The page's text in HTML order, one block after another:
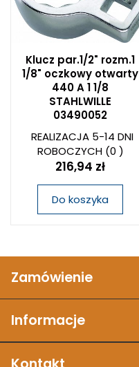
Klucz par.1/2" rozm.1
1/8" oczkowy otwarty
440 A 1 1/8
STAHLWILLE
03490052
REALIZACJA 5-14 DNI
ROBOCZYCH(0 )
216,94 zł
Do koszyka
Zamówienie
Informacje